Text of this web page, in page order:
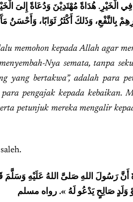
فِي الْخَيْرِ. هُدَاةً مُهْتَدِيْنَ وَدُعَاةً إِلىَ
memohon kepada Allah agar
Nya semata, tanpa
yang bertakwa”, adalah para
pengajak kepada kebaikan.
petunjuk mereka mengalir
رَسُولَ اللهِ صَلىَّ اللهُ عَلَيْهِ وَسَلَّمَ
وَلَدٍ صَالِحٍ يَدْعُو لَهُ ». رواه مسلم